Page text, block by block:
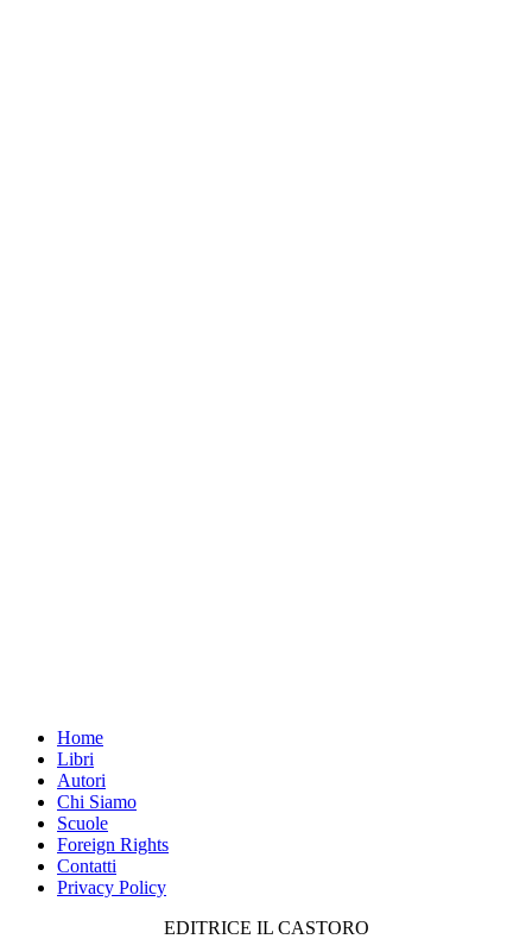
Home
Libri
Autori
Chi Siamo
Scuole
Foreign Rights
Contatti
Privacy Policy
EDITRICE IL CASTORO